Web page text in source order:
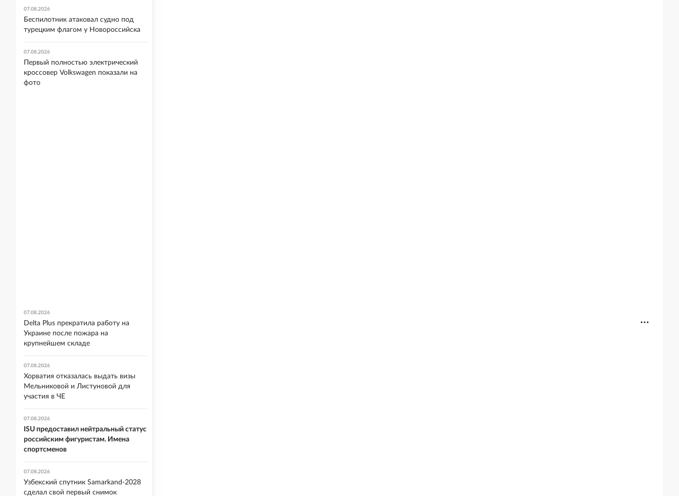
07.08.2026
Беспилотник атаковал судно под
турецким флагом у Новороссийска
07.08.2026
Первый полностью электрический
кроссовер Volkswagen показали на
фото
07.08.2026
Delta Plus прекратила работу на
Украине после пожара на
крупнейшем складе
07.08.2026
Хорватия отказалась выдать визы
Мельниковой и Листуновой для
участия в ЧЕ
07.08.2026
ISU предоставил нейтральный статус
российским фигуристам. Имена
спортсменов
07.08.2026
Узбекский спутник Samarkand-2028
сделал свой первый снимок